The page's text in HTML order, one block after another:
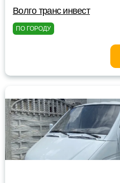
Волго транс инвест
ПО ГОРОДУ